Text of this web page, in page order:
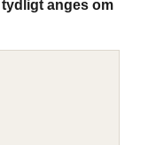
anges om